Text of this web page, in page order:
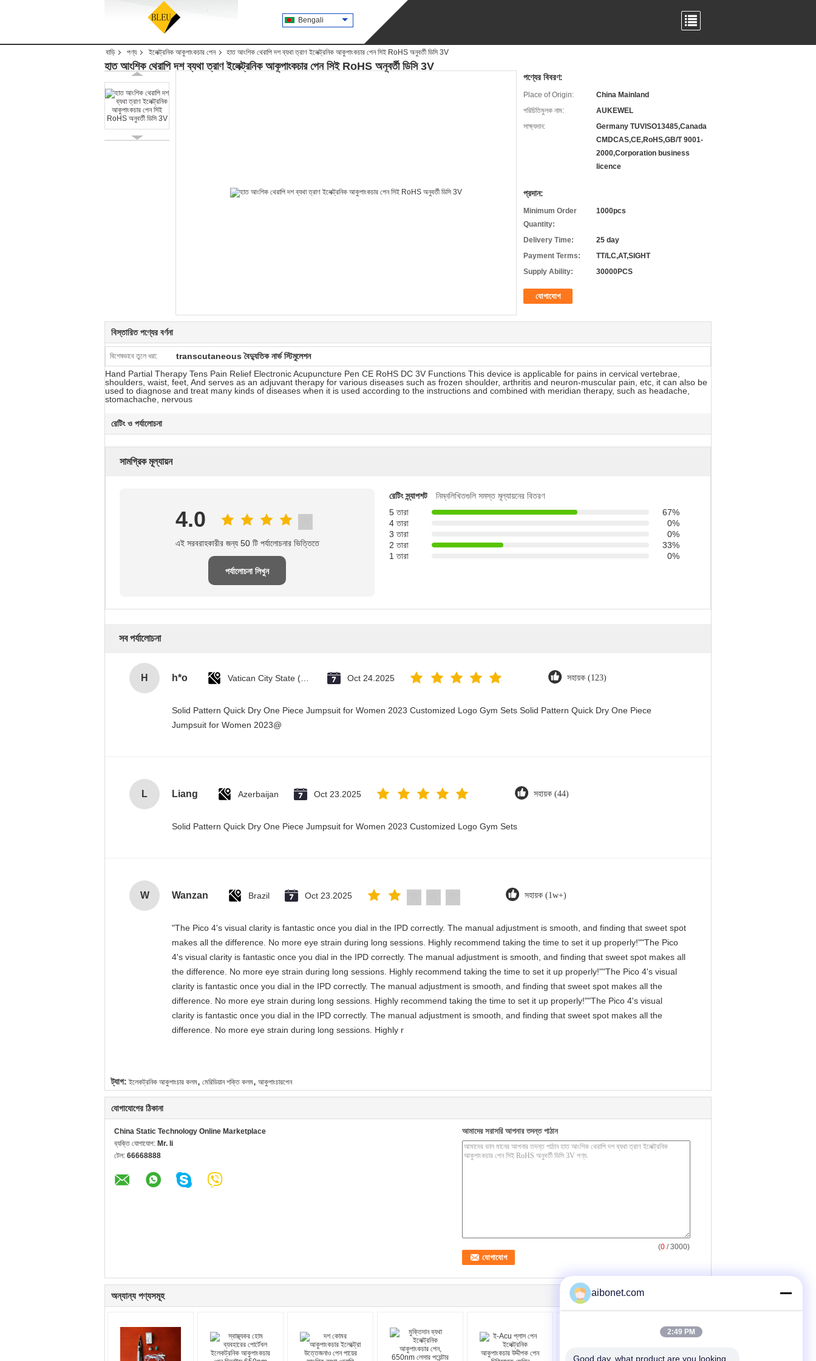
Bengali
বাড়ি পণ্য ইলেক্ট্রনিক আকুপাংকচার পেন হাত আংশিক থেরাপি দশ ব্যথা ত্রাণ ইলেক্ট্রনিক আকুপাংকচার পেন সিই RoHS অনুবর্তী ডিসি 3V
হাত আংশিক থেরাপি দশ ব্যথা ত্রাণ ইলেক্ট্রনিক আকুপাংকচার পেন সিই RoHS অনুবর্তী ডিসি 3V
পণ্যের বিবরণ:
Place of Origin:
China Mainland
পরিচিতিমুলক নাম:
AUKEWEL
সাক্ষ্যদান:
Germany TUVISO13485,Canada
CMDCAS,CE,RoHS,GB/T 9001-
2000,Corporation business
licence
প্রদান:
Minimum Order
Quantity:
1000pcs
Delivery Time:
25 day
Payment Terms:
TT/LC,AT,SIGHT
Supply Ability:
30000PCS
যোগাযোগ
বিস্তারিত পণ্যের বর্ণনা
বিশেষভাবে তুলে ধরা:
transcutaneous বৈদ্যুতিক নার্ভ স্টিমুলেশন
Hand Partial Therapy Tens Pain Relief Electronic Acupuncture Pen CE RoHS DC 3V Functions This device is applicable for pains in cervical vertebrae,
shoulders, waist, feet, And serves as an adjuvant therapy for various diseases such as frozen shoulder, arthritis and neuron-muscular pain, etc, it can also be
used to diagnose and treat many kinds of diseases when it is used according to the instructions and combined with meridian therapy, such as headache,
stomachache, nervous
রেটিং ও পর্যালোচনা
সামগ্রিক মূল্যায়ন
4.0
এই সরবরাহকারীর জন্য 50 টি পর্যালোচনার ভিত্তিতে
পর্যালোচনা লিখুন
রেটিং স্ন্যাপশট
নিম্নলিখিতগুলি সমস্ত মূল্যায়নের বিতরণ
5 তারা
67%
4 তারা
0%
3 তারা
0%
2 তারা
33%
1 তারা
0%
সব পর্যালোচনা
H h*o Oct 24.2025 সহায়ক (123)
Solid Pattern Quick Dry One Piece Jumpsuit for Women 2023 Customized Logo Gym Sets Solid Pattern Quick Dry One Piece
Jumpsuit for Women 2023@
L Liang Azerbaijan Oct 23.2025 সহায়ক (44)
Solid Pattern Quick Dry One Piece Jumpsuit for Women 2023 Customized Logo Gym Sets
W Wanzan Brazil Oct 23.2025 সহায়ক (1w+)
"The Pico 4's visual clarity is fantastic once you dial in the IPD correctly. The manual adjustment is smooth, and finding that sweet spot
makes all the difference. No more eye strain during long sessions. Highly recommend taking the time to set it up properly!""The Pico
4's visual clarity is fantastic once you dial in the IPD correctly. The manual adjustment is smooth, and finding that sweet spot makes all
the difference. No more eye strain during long sessions. Highly recommend taking the time to set it up properly!""The Pico 4's visual
clarity is fantastic once you dial in the IPD correctly. The manual adjustment is smooth, and finding that sweet spot makes all the
difference. No more eye strain during long sessions. Highly recommend taking the time to set it up properly!""The Pico 4's visual
clarity is fantastic once you dial in the IPD correctly. The manual adjustment is smooth, and finding that sweet spot makes all the
difference. No more eye strain during long sessions. Highly r
ট্যাগ: ইলেকট্রনিক আকুপাংচার কলম, মেরিডিয়ান শক্তি কলম, আকুপাংচারপেন
যোগাযোগের ঠিকানা
China Static Technology Online Marketplace
ব্যক্তি যোগাযোগ: Mr. li
টেল: 66668888
আমাদের সরাসরি আপনার তদন্ত পাঠান
(0 / 3000)
অন্যান্য পণ্যসমূহ aibonet.com
2:49 PM
Good day, what product are you looking